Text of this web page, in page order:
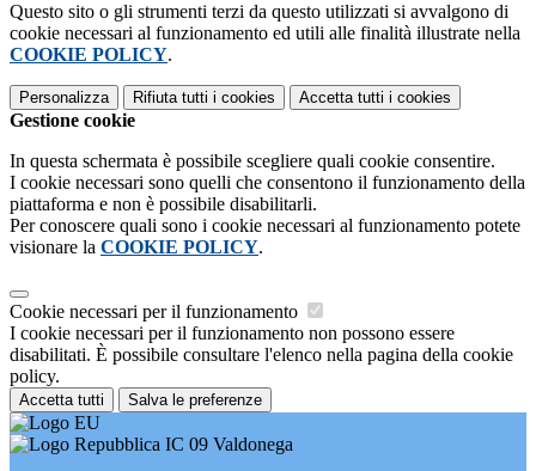
Questo sito o gli strumenti terzi da questo utilizzati si avvalgono di
cookie necessari al funzionamento ed utili alle finalità illustrate nella
COOKIE POLICY.
Personalizza Rifiuta tutti i cookies Accetta tutti i cookies
Gestione cookie
In questa schermata è possibile scegliere quali cookie consentire.
I cookie necessari sono quelli che consentono il funzionamento della
piattaforma e non è possibile disabilitarli.
Per conoscere quali sono i cookie necessari al funzionamento potete
visionare la COOKIE POLICY.
Cookie necessari per il funzionamento
I cookie necessari per il funzionamento non possono essere
disabilitati. È possibile consultare l'elenco nella pagina della cookie
policy.
Accetta tutti Salva le preferenze
IC 09 Valdonega